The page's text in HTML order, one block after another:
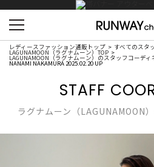
レディースファッション通販トップ すべてのスタ
LAGUNAMOON（ラグナムーン）TOP
LAGUNAMOON（ラグナムーン）のスタッフコーディ
NANAMI NAKAMURA 2025.02.20 UP
STAFF
ラグナムーン（LAGUNAMOON